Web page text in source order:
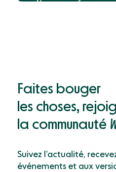
Faites bouger
les choses,
la communauté
Suivez l’actualité,
événements et aux